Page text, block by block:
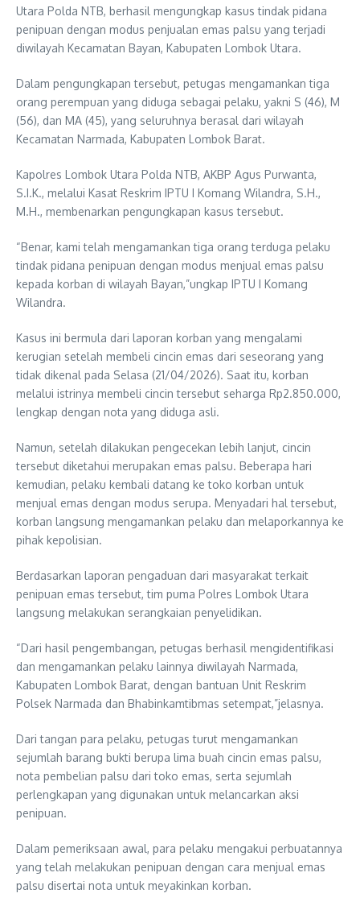
Utara Polda NTB, berhasil mengungkap kasus tindak pidana
penipuan dengan modus penjualan emas palsu yang terjadi
diwilayah Kecamatan Bayan, Kabupaten Lombok Utara.
Dalam pengungkapan tersebut, petugas mengamankan tiga
orang perempuan yang diduga sebagai pelaku, yakni S (46), M
(56), dan MA (45), yang seluruhnya berasal dari wilayah
Kecamatan Narmada, Kabupaten Lombok Barat.
Kapolres Lombok Utara Polda NTB, AKBP Agus Purwanta,
S.I.K., melalui Kasat Reskrim IPTU I Komang Wilandra, S.H.,
M.H., membenarkan pengungkapan kasus tersebut.
“Benar, kami telah mengamankan tiga orang terduga pelaku
tindak pidana penipuan dengan modus menjual emas palsu
kepada korban di wilayah Bayan,”ungkap IPTU I Komang
Wilandra.
Kasus ini bermula dari laporan korban yang mengalami
kerugian setelah membeli cincin emas dari seseorang yang
tidak dikenal pada Selasa (21/04/2026). Saat itu, korban
melalui istrinya membeli cincin tersebut seharga Rp2.850.000,
lengkap dengan nota yang diduga asli.
Namun, setelah dilakukan pengecekan lebih lanjut, cincin
tersebut diketahui merupakan emas palsu. Beberapa hari
kemudian, pelaku kembali datang ke toko korban untuk
menjual emas dengan modus serupa. Menyadari hal tersebut,
korban langsung mengamankan pelaku dan melaporkannya ke
pihak kepolisian.
Berdasarkan laporan pengaduan dari masyarakat terkait
penipuan emas tersebut, tim puma Polres Lombok Utara
langsung melakukan serangkaian penyelidikan.
“Dari hasil pengembangan, petugas berhasil mengidentifikasi
dan mengamankan pelaku lainnya diwilayah Narmada,
Kabupaten Lombok Barat, dengan bantuan Unit Reskrim
Polsek Narmada dan Bhabinkamtibmas setempat,”jelasnya.
Dari tangan para pelaku, petugas turut mengamankan
sejumlah barang bukti berupa lima buah cincin emas palsu,
nota pembelian palsu dari toko emas, serta sejumlah
perlengkapan yang digunakan untuk melancarkan aksi
penipuan.
Dalam pemeriksaan awal, para pelaku mengakui perbuatannya
yang telah melakukan penipuan dengan cara menjual emas
palsu disertai nota untuk meyakinkan korban.